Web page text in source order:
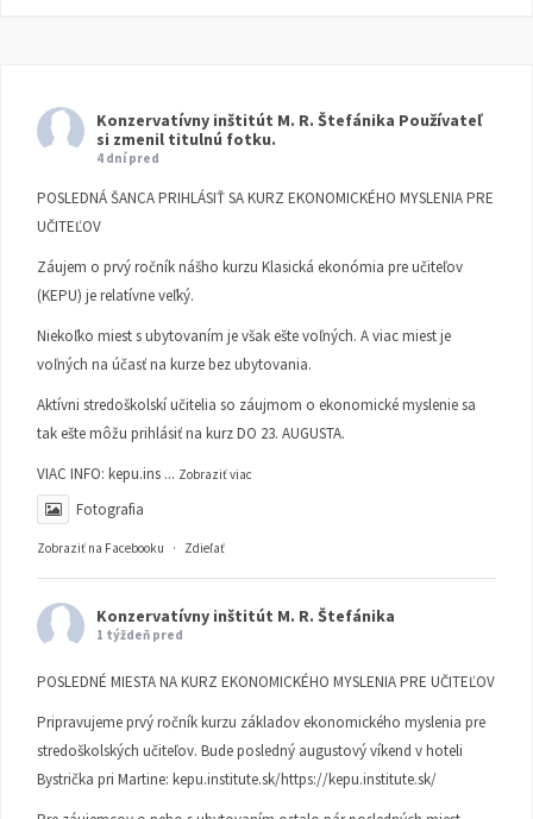
Konzervatívny inštitút M. R. Štefánika Používateľ
si zmenil titulnú fotku.
4 dní pred
POSLEDNÁ ŠANCA PRIHLÁSIŤ SA KURZ EKONOMICKÉHO MYSLENIA PRE
UČITEĽOV
Záujem o prvý ročník nášho kurzu Klasická ekonómia pre učiteľov
(KEPU) je relatívne veľký.
Niekoľko miest s ubytovaním je však ešte voľných. A viac miest je
voľných na účasť na kurze bez ubytovania.
Aktívni stredoškolskí učitelia so záujmom o ekonomické myslenie sa
tak ešte môžu prihlásiť na kurz DO 23. AUGUSTA.
VIAC INFO: kepu.ins ... Zobraziť viac
Fotografia
Zobraziť na Facebooku · Zdieľať
Konzervatívny inštitút M. R. Štefánika
1 týždeň pred
POSLEDNÉ MIESTA NA KURZ EKONOMICKÉHO MYSLENIA PRE UČITEĽOV
Pripravujeme prvý ročník kurzu základov ekonomického myslenia pre
stredoškolských učiteľov. Bude posledný augustový víkend v hoteli
Bystrička pri Martine: kepu.institute.sk/https://kepu.institute.sk/